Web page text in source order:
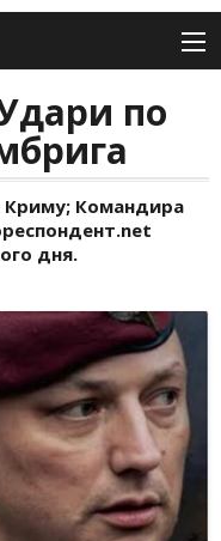
по
Криму; Командира
дня.